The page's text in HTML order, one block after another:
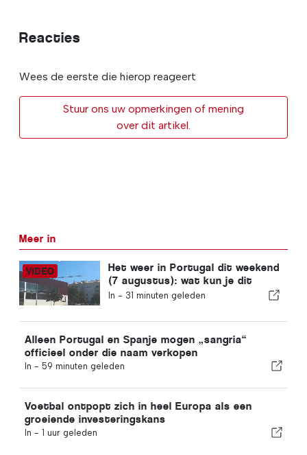
Reacties
Wees de eerste die hierop reageert
Stuur ons uw opmerkingen of mening
over dit artikel.
Meer in
Het weer in Portugal dit weekend
(7 augustus): wat kun je dit
weekend in heel Portugal
In - 31 minuten geleden
Alleen Portugal en Spanje mogen „sangria“
officieel onder die naam verkopen
In - 59 minuten geleden
Voetbal ontpopt zich in heel Europa als een
groeiende investeringskans
In - 1 uur geleden